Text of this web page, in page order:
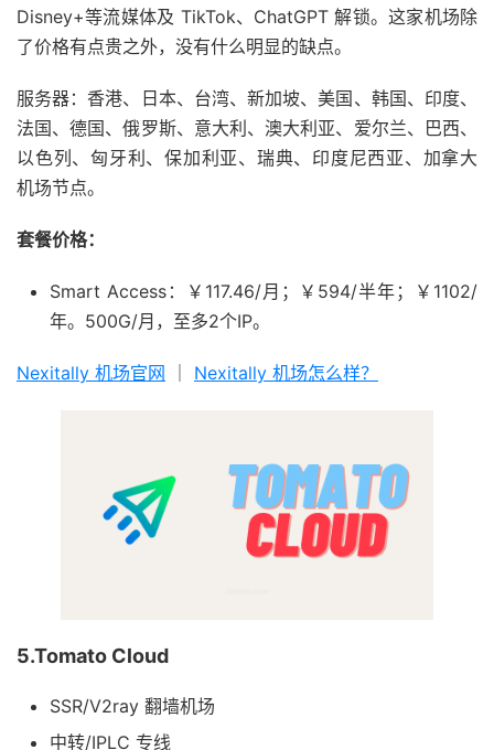
Disney+等流媒体及 TikTok、ChatGPT 解锁。这家机场除
了价格有点贵之外，没有什么明显的缺点。
服务器：香港、日本、台湾、新加坡、美国、韩国、印度、
法国、德国、俄罗斯、意大利、澳大利亚、爱尔兰、巴西、
以色列、匈牙利、保加利亚、瑞典、印度尼西亚、加拿大
机场节点。
套餐价格：
Smart Access：￥117.46/月；￥594/半年；￥1102/
年。500G/月，至多2个IP。
Nexitally 机场官网 Nexitally 机场怎么样？
5.Tomato Cloud
SSR/V2ray 翻墙机场
中转/IPLC 专线